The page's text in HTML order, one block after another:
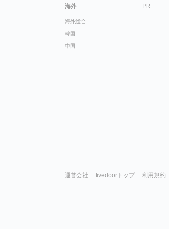
海外
海外総合
韓国
中国
PR
運営会社 livedoorトップ 利用規約